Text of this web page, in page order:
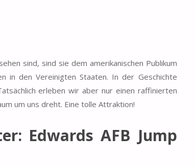
sind, sind sie dem amerikanischen Publikum
in den Vereinigten Staaten. In der Geschichte
erleben wir aber nur einen raffinierten
um uns dreht. Eine tolle Attraktion!
Edwards AFB Jump